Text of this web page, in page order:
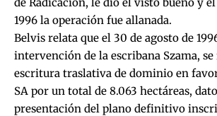
1996 la operación fue allanada.
Belvis relata que el 30 de agosto de
intervención de la escribana Szama,
escritura traslativa de dominio en
SA por un total de 8.063 hectáreas,
presentación del plano definitivo